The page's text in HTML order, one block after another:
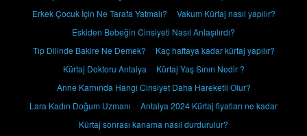
Erkek Çocuk İçin Ne Tarafa Yatmalı?
Vakum Kürtaj nasıl yapılır?
Eskiden Bebeğin Cinsiyeti Nasıl Anlaşılırdı?
Tıp Dilinde Bakire Ne Demek?
Kaç haftaya kadar kürtaj yapılır?
Kürtaj Doktoru Antalya
Kürtaj Yaş Sınırı Nedir ?
Anne Karnında Hangi Cinsiyet Daha Hareketli Olur?
Lara Kadın Doğum Uzmanı
Antalya 2024 Kürtaj fiyatları ne kadar
Kürtaj sonrası kanama nasıl durdurulur?